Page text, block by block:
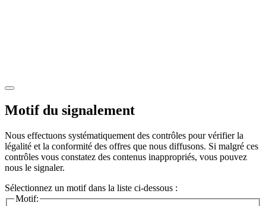
Motif du signalement
Nous effectuons systématiquement des contrôles pour vérifier la
légalité et la conformité des offres que nous diffusons. Si malgré ces
contrôles vous constatez des contenus inappropriés, vous pouvez
nous le signaler.
Sélectionnez un motif dans la liste ci-dessous :
Motif: